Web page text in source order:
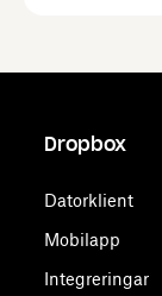
Dropbox
Datorklient
Mobilapp
Integreringar